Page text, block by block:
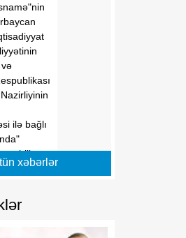
ilə bağlı
cı il 28
2014-cü
111
xəbərlər